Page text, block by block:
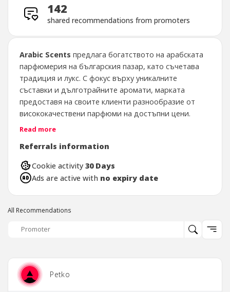
142
shared recommendations from promoters
Arabic Scents предлага богатството на арабската
парфюмерия на българския пазар, като съчетава
традиция и лукс. С фокус върху уникалните
съставки и дълготрайните аромати, марката
предоставя на своите клиенти разнообразие от
висококачествени парфюми на достъпни цени.
ОтArabic Scents
история и е възможност да се потопите в
тяхната селекция, те правят тези екзотични
аромати достъпни и за българския пазар.
Read more
Referrals information
Cookie activity 30 Days
Ads are active with no expiry date
All Recommendations
Petko